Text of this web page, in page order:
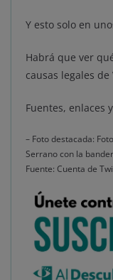
Y esto solo en
Habrá que ver
causas legales de
Fuentes, enlaces
– Foto destacada:
Serrano con la
Fuente: Cuenta de